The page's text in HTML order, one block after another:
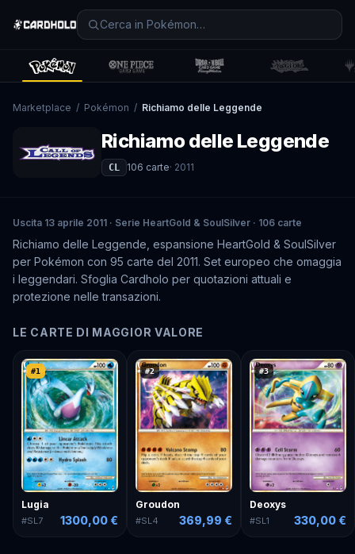
Marketplace / Pokémon / Richiamo delle Leggende
Richiamo delle Leggende
CL 106 carte· 2011
Uscita 13 aprile 2011 · Serie HeartGold & SoulSilver · 106 carte
Richiamo delle Leggende, espansione HeartGold & SoulSilver
per Pokémon con 95 carte del 2011. Set europeo che omaggia
i leggendari. Sfoglia Cardholo per quotazioni attuali e
protezione nelle transazioni.
LE CARTE DI MAGGIOR VALORE
#1
Lugia
#SL7 1300,00 €
#2
Groudon
#SL4 369,99 €
#3
Deoxys
#SL1 330,00 €